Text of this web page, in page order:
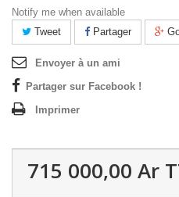
Notify me when available
Tweet
Partager
Envoyer à un ami
Partager sur Facebook !
Imprimer
715 000,00 Ar